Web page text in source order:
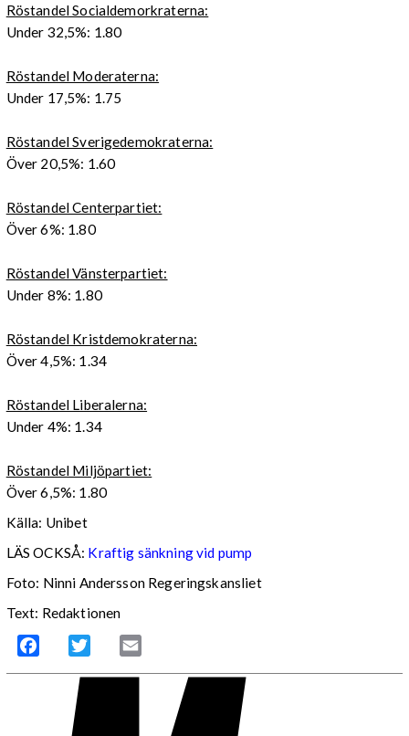
Röstandel Socialdemorkraterna:
Under 32,5%: 1.80
Röstandel Moderaterna:
Under 17,5%: 1.75
Röstandel Sverigedemokraterna:
Över 20,5%: 1.60
Röstandel Centerpartiet:
Över 6%: 1.80
Röstandel Vänsterpartiet:
Under 8%: 1.80
Röstandel Kristdemokraterna:
Över 4,5%: 1.34
Röstandel Liberalerna:
Under 4%: 1.34
Röstandel Miljöpartiet:
Över 6,5%: 1.80
Källa: Unibet
LÄS OCKSÅ: Kraftig sänkning vid pump
Foto: Ninni Andersson Regeringskansliet
Text: Redaktionen
Facebook Twitter